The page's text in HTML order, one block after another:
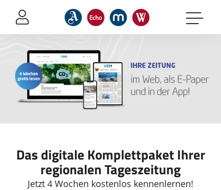
Sprung-
Navigation
Header
Inhalt
Das digitale Komplettpaket Ihrer
regionalen Tageszeitung
Jetzt 4 Wochen kostenlos kennenlernen!